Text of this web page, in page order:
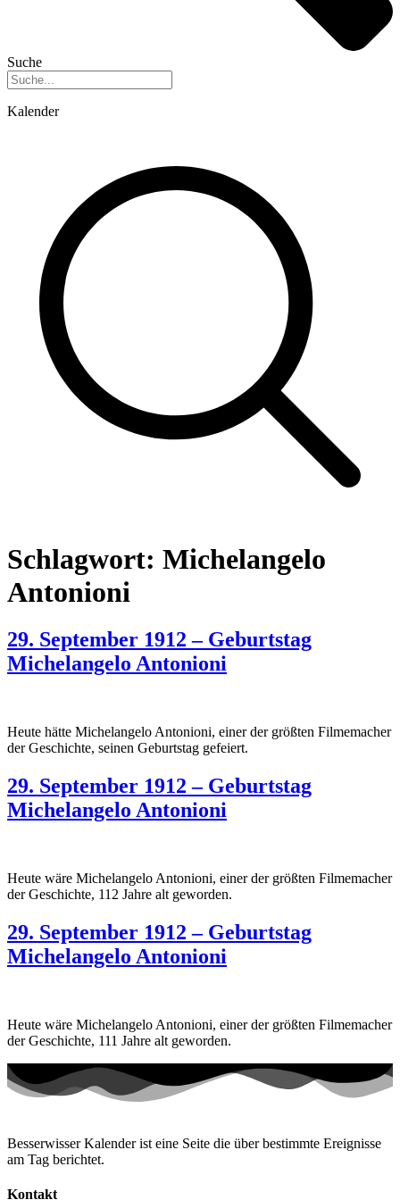
Suche
Kalender
Schlagwort: Michelangelo
Antonioni
29. September 1912 – Geburtstag
Michelangelo Antonioni
Heute hätte Michelangelo Antonioni, einer der größten Filmemacher
der Geschichte, seinen Geburtstag gefeiert.
29. September 1912 – Geburtstag
Michelangelo Antonioni
Heute wäre Michelangelo Antonioni, einer der größten Filmemacher
der Geschichte, 112 Jahre alt geworden.
29. September 1912 – Geburtstag
Michelangelo Antonioni
Heute wäre Michelangelo Antonioni, einer der größten Filmemacher
der Geschichte, 111 Jahre alt geworden.
Besserwisser Kalender ist eine Seite die über bestimmte Ereignisse
am Tag berichtet.
Kontakt